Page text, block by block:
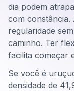
dia podem
com constância.
regularidade
caminho. Ter
facilita começar
Se você é
densidade de